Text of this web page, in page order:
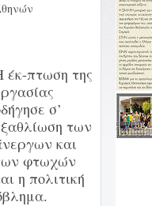
έκ-πτωση της
σ’
των
και
φτωχών
η πολιτική